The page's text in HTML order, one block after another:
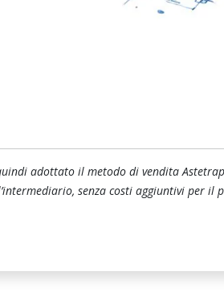
adottato il metodo di vendita
senza costi aggiuntivi per il